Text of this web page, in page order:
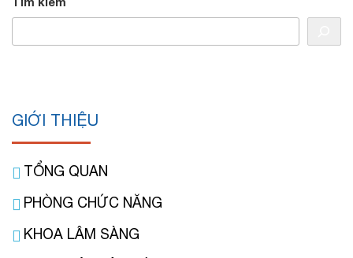
GIỚI THIỆU
TỔNG QUAN
PHÒNG CHỨC NĂNG
KHOA LÂM SÀNG